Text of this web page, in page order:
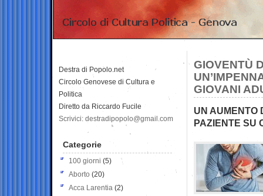
GIOVENTÙ
GIOVANI
UN AUMENTO
PAZIENTE SU
Destra di Popolo.net
Circolo Genovese di Cultura e
Politica
Diretto da Riccardo Fucile
Scrivici: destradipopolo@gmail.com
Categorie
100 giorni (5)
Aborto (20)
Acca Larentia (2)